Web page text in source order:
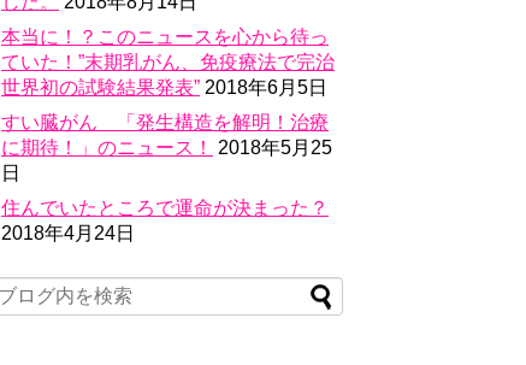
本当に！？このニュースを心から待っ
ていた！”末期乳がん、免疫療法で完治
世界初の試験結果発表” 2018年6月5日
すい臓がん 「発生構造を解明！治療
に期待！」のニュース！
2018年5月25
日
住んでいたところで運命が決まった？
2018年4月24日